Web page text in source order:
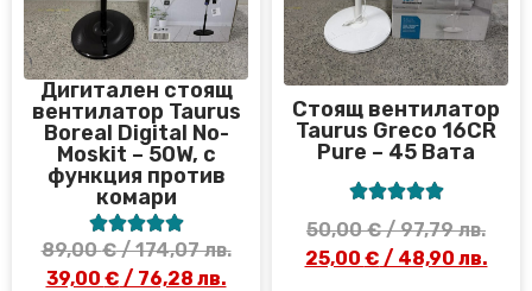
Дигитален стоящ
вентилатор Taurus
Boreal Digital No-
Moskit – 50W, с
функция против
комари

89,00€/ 174,07 лв.
39,00 € / 76,28 лв.
Стоящ вентилатор
Taurus Greco 16CR
Pure – 45 Вата

50,00€/ 97,79 лв.
25,00 € / 48,90 лв.